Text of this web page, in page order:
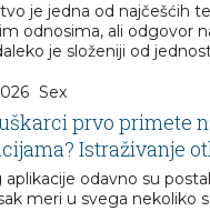
je jedna od najčešćih
odnosima, ali odgovor
je složeniji od
Sex
prvo primete
Istraživanje
aplikacije odavno su
meri u svega nekoliko